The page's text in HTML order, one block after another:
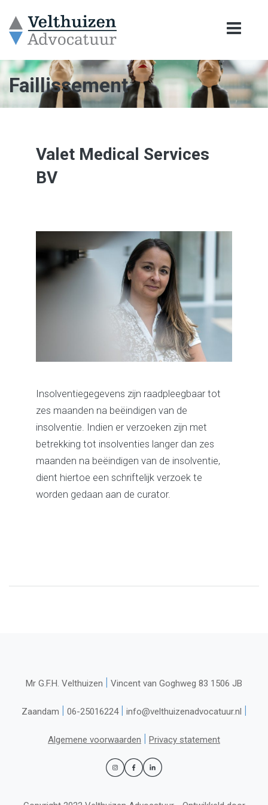
Faillissement
Valet Medical Services
BV
Insolventiegegevens zijn raadpleegbaar tot
zes maanden na beëindigen van de
insolventie. Indien er verzoeken zijn met
betrekking tot insolventies langer dan zes
maanden na beëindigen van de insolventie,
dient hiertoe een schriftelijk verzoek te
worden gedaan aan de curator.
Mr G.F.H. Velthuizen | Vincent van Goghweg 83 1506 JB
Zaandam | 06-25016224 | info@velthuizenadvocatuur.nl |
Algemene voorwaarden | Privacy statement